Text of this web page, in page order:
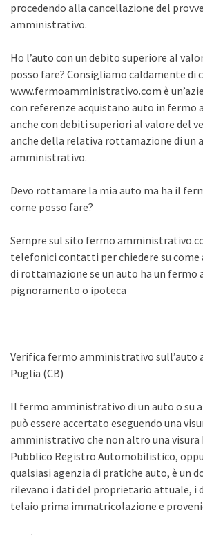
procedendo alla cancellazione del
amministrativo.
Ho l’auto con un debito superiore al
posso fare? Consigliamo caldamente di
www.fermoamministrativo.com è
con referenze acquistano auto in
anche con debiti superiori al valore del
anche della relativa rottamazione di un
amministrativo.
Devo rottamare la mia auto ma ha il
come posso fare?
Sempre sul sito fermo
telefonici contatti per chiedere su come
di rottamazione se un auto ha un
pignoramento o ipoteca
Verifica fermo amministrativo sull’auto
Puglia (CB)
Il fermo amministrativo di un auto o su
può essere accertato eseguendo una
amministrativo che non altro una visura
Pubblico Registro Automobilistico,
qualsiasi agenzia di pratiche auto, è un
rilevano i dati del proprietario attuale, i
telaio prima immatricolazione e